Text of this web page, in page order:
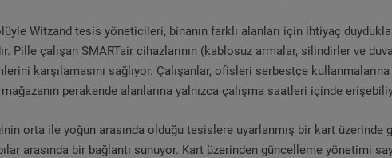
Witzand tesis yöneticileri, binanın farklı alanları için ihtiyaç
Pille çalışan SMARTair cihazlarının (kablosuz armalar, silindirler ve
karşılamasını sağlıyor. Çalışanlar, ofisleri serbestçe
perakende alanlarına yalnızca çalışma saatleri içinde
orta ile yoğun arasında olduğu tesislere uyarlanmış bir kart
arasında bir bağlantı sunuyor. Kart üzerinden güncelleme yönetimi